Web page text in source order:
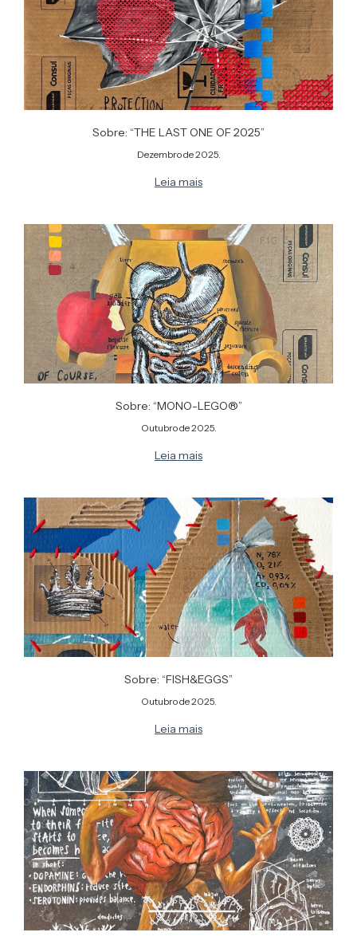
Sobre: “THE LAST ONE OF 2025”
Dezembro de 2025.
Leia mais
Sobre: “MONO-LEGO®”
Outubro de 2025.
Leia mais
Sobre: “FISH&EGGS”
Outubro de 2025.
Leia mais